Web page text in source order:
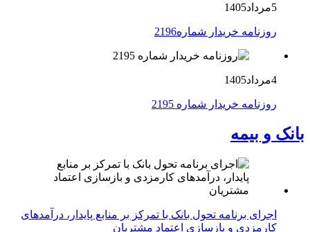
5مرداد1405
روزنامه خریدار شماره2196
4مرداد1405
روزنامه خریدار شماره 2195
بانک و بیمه
اجرای برنامه تحول بانک با تمرکز بر منابع پایدار، درآمدهای
کارمزدی و بازسازی اعتماد مشتریان